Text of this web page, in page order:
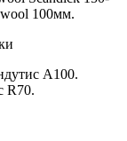
100мм.
А100.
R70.